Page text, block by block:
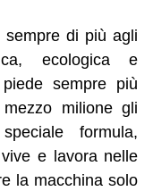
sempre di più agli
ecologica e
sempre più
milione gli
formula,
e lavora nelle
la macchina solo